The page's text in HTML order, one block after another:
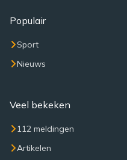
Populair
Sport
Nieuws
Veel bekeken
112 meldingen
Artikelen